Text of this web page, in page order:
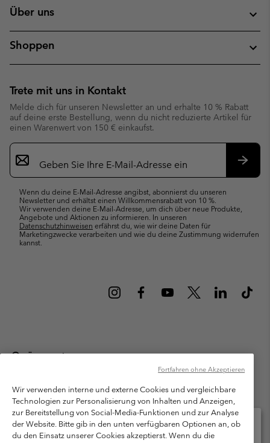
Über uns
Shoppen
Trete mit uns in Kontakt
Melde dich für unseren Newsletter an und erhalte 10 % Rabatt
auf deine erste Bestellung, wenn du nicht reduzierte Artikel für
einen Warenwert von 150 € einkaufst.
Newsletter-
Anmeldung
Wenn du deine E-Mail-Adresse angibst, abonnierst du unseren
Newsletter und erhältst einen Willkommensrabatt von 10 %.
Wir verwenden deine E-Mail-Adresse, um dich über neue Produkte,
Angebote und Aktionen zu informieren. In unseren
Datenschutzhinweisen erfährst du, wie wir deine Daten für
Marketingzwecke verarbeiten und wie du deine Zustimmung widerrufen
kannst.
Österreich
Columbia Sportswear Austria GmbH. Moosfeldstraße 1, 5101
Bergheim, Salzburg Österreich. Alle Rechte vorbehalten.
Nutzungsbedingungen
Allgemeine Verkaufsbedingungen
Garantie
Datenschutzerklärung
Wir verwenden interne und externe Cookies und vergleichbare
Technologien zur Personalisierung von Inhalten und Anzeigen,
zur Bereitstellung von Social-Media-Funktionen und zur Analyse
der Website. Bitte gib in den unten verfügbaren Optionen an, ob
du den Einsatz unserer Cookies akzeptierst. Wenn du die
Fortfahren ohne Akzeptieren